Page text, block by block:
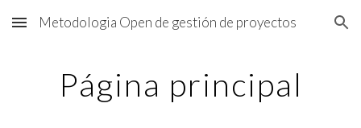
Skip to main content Skip to navigation
Metodologia Open de gestión de proyectos
Página principal